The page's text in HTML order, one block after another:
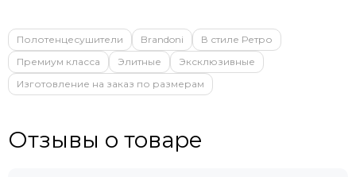
Полотенцесушители Brandoni
В стиле Ретро
Премиум класса
Элитные
Эксклюзивные
Изготовление на заказ по размерам
Отзывы о товаре